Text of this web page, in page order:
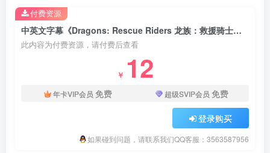
中英文字幕《Dragons: Rescue Riders 龙族：救援骑士》全6季共50集，1080P高清视频，带配套音频MP3，百度云网盘下载！
此内容为付费资源，请付费后查看
￥ 12
年卡VIP会员 免费 超级SVIP会员 免费
登录购买
如果碰到问题，请联系我们QQ客服：3563587956
付费资源